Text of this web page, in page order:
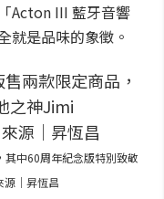
Acton III 藍牙音響
就是品味的象徵。
中60周年紀念版特別致敬
｜昇恆昌